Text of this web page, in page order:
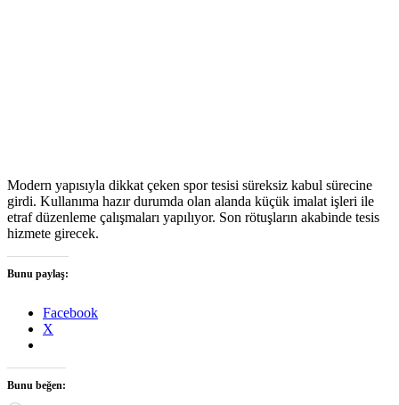
Modern yapısıyla dikkat çeken spor tesisi süreksiz kabul sürecine
girdi. Kullanıma hazır durumda olan alanda küçük imalat işleri ile
etraf düzenleme çalışmaları yapılıyor. Son rötuşların akabinde tesis
hizmete girecek.
Bunu paylaş:
Facebook
X
Bunu beğen: